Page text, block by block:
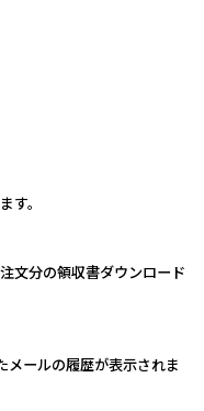
す。
文分の領収書ダウンロード
メールの履歴が表示されま